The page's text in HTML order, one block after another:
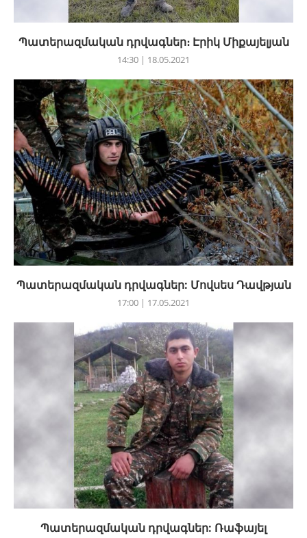
Պատերազմական դրվագներ։ Էրիկ Միքայելյան
14:30 | 18.05.2021
Պատերազմական դրվագներ: Մովսես Դավթյան
17:00 | 17.05.2021
Պատերազմական դրվագներ: Ռաֆայել